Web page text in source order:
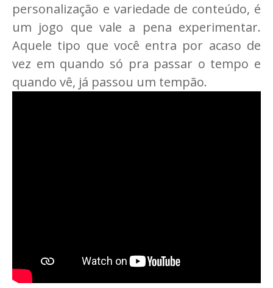
personalização e variedade de conteúdo, é
um jogo que vale a pena experimentar.
Aquele tipo que você entra por acaso de
vez em quando só pra passar o tempo e
quando vê, já passou um tempão.